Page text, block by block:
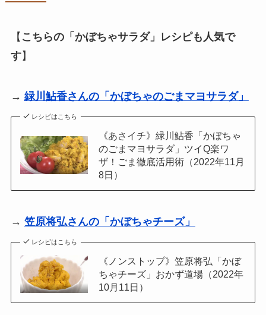
【 こちらの「かぼちゃサラダ」レシピも人気で
す】
→ 緑川鮎香さんの「かぼちゃのごまマヨサラダ」
レシピはこちら
《あさイチ》緑川鮎香「かぼちゃ
のごまマヨサラダ」ツイQ楽ワ
ザ！ごま徹底活用術（2022年11月
8日）
→ 笠原将弘さんの「かぼちゃチーズ」
レシピはこちら
《ノンストップ》笠原将弘「かぼ
ちゃチーズ」おかず道場（2022年
10月11日）